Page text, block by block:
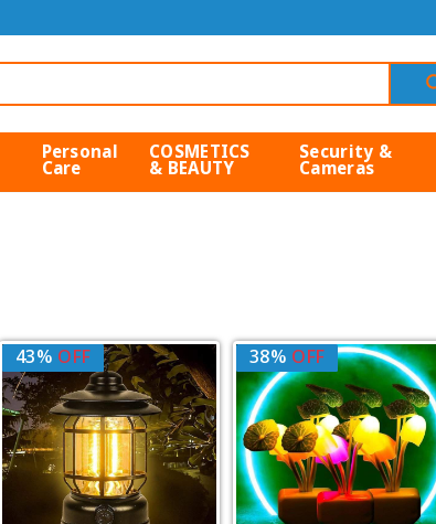
Personal
Care
COSMETICS
& BEAUTY
Security &
Cameras
43% OFF 38% OFF